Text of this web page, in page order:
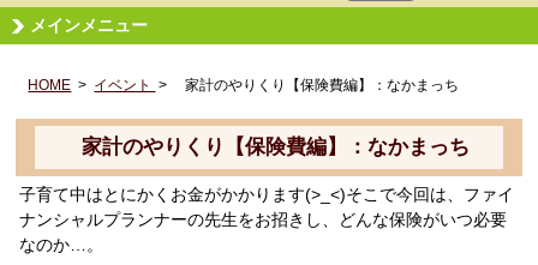
イ
ト
検
メインメニュー
HOME > イベント > 家計のやりくり【保険費編】：なかまっち
家計のやりくり【保険費編】：なかまっち
子育て中はとにかくお金がかかります(>_<)そこで今回は、ファイ
ナンシャルプランナーの先生をお招きし、どんな保険がいつ必要
なのか…。